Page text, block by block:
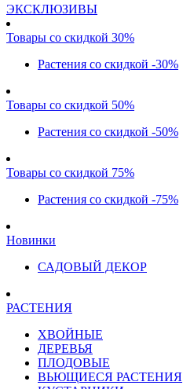
ЭКСКЛЮЗИВЫ
Товары со скидкой 30%
Растения со скидкой -30%
Товары со скидкой 50%
Растения со скидкой -50%
Товары со скидкой 75%
Растения со скидкой -75%
Новинки
САДОВЫЙ ДЕКОР
РАСТЕНИЯ
ХВОЙНЫЕ
ДЕРЕВЬЯ
ПЛОДОВЫЕ
ВЬЮЩИЕСЯ РАСТЕНИЯ